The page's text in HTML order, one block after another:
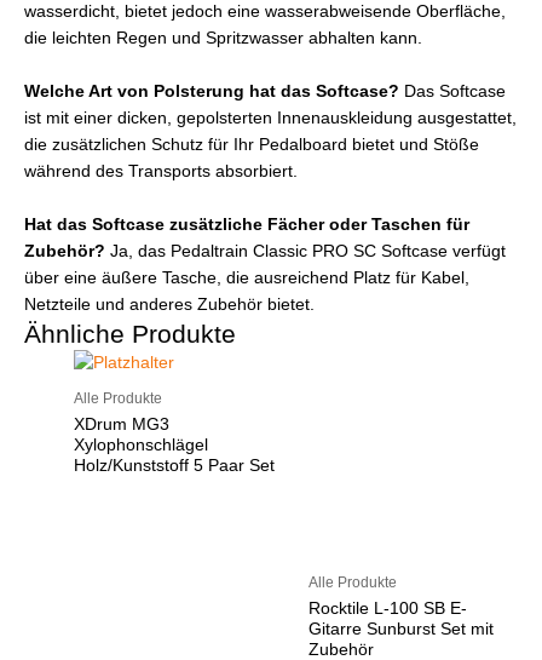
wasserdicht, bietet jedoch eine wasserabweisende Oberfläche,
die leichten Regen und Spritzwasser abhalten kann.
Welche Art von Polsterung hat das Softcase? Das Softcase
ist mit einer dicken, gepolsterten Innenauskleidung ausgestattet,
die zusätzlichen Schutz für Ihr Pedalboard bietet und Stöße
während des Transports absorbiert.
Hat das Softcase zusätzliche Fächer oder Taschen für
Zubehör? Ja, das Pedaltrain Classic PRO SC Softcase verfügt
über eine äußere Tasche, die ausreichend Platz für Kabel,
Netzteile und anderes Zubehör bietet.
Ähnliche Produkte
Alle Produkte
XDrum MG3
Xylophonschlägel
Holz/Kunststoff 5 Paar Set
Alle Produkte
Rocktile L-100 SB E-
Gitarre Sunburst Set mit
Zubehör